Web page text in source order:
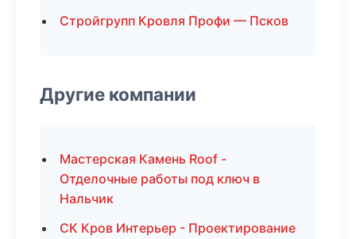
Стройгрупп Кровля Профи — Псков
Другие компании
Мастерская Камень Roof -
Отделочные работы под ключ в
Нальчик
СК Кров Интерьер - Проектирование